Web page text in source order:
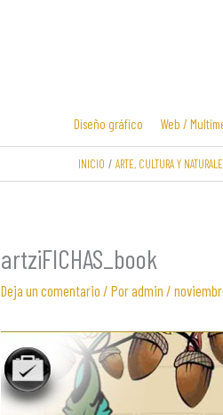
Diseño gráfico Web /
Diseño y
INICIO ARTE, CULTURA Y
artziFICHAS_book
Deja un comentario / Poradmin /